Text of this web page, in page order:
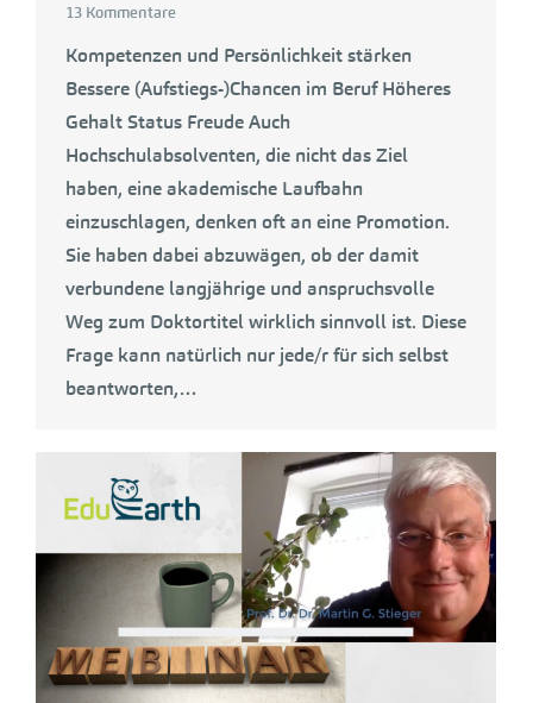
13 Kommentare
Kompetenzen und Persönlichkeit stärken
Bessere (Aufstiegs-)Chancen im Beruf Höheres
Gehalt Status Freude Auch
Hochschulabsolventen, die nicht das Ziel
haben, eine akademische Laufbahn
einzuschlagen, denken oft an eine Promotion.
Sie haben dabei abzuwägen, ob der damit
verbundene langjährige und anspruchsvolle
Weg zum Doktortitel wirklich sinnvoll ist. Diese
Frage kann natürlich nur jede/r für sich selbst
beantworten,…